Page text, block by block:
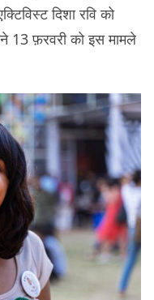
दिशा रवि को
13 फ़रवरी को इस मामले